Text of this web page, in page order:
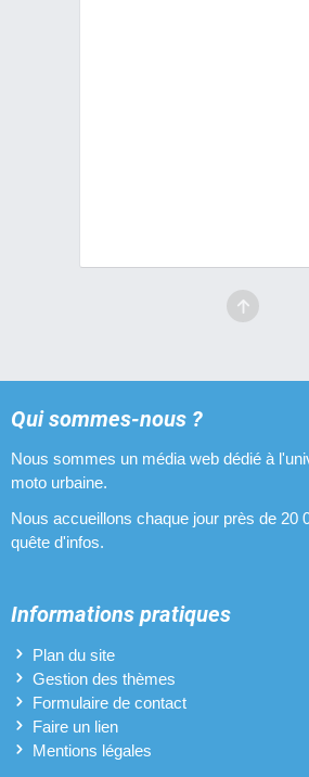
Qui sommes-nous ?
Nous sommes un média web dédié à
moto urbaine.
Nous accueillons chaque jour près de 20
quête d'infos.
Informations pratiques
Plan du site
Gestion des thèmes
Formulaire de contact
Faire un lien
Mentions légales